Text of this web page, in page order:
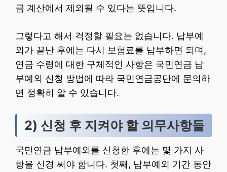
금 계산에서 제외될 수 있다는 뜻입니다.
그렇다고 해서 걱정할 필요는 없습니다. 납부예
외가 끝난 후에는 다시 보험료를 납부하면 되며,
연금 수령에 대한 구체적인 사항은 국민연금 납
부예외 신청 방법에 따라 국민연금공단에 문의하
면 정확히 알 수 있습니다.
2) 신청 후 지켜야 할 의무사항들
국민연금 납부예외를 신청한 후에는 몇 가지 사
항을 신경 써야 합니다. 첫째, 납부예외 기간 동안